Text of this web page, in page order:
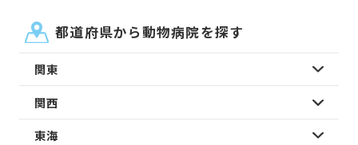
都道府県から動物病院を探す
関東
関西
東海